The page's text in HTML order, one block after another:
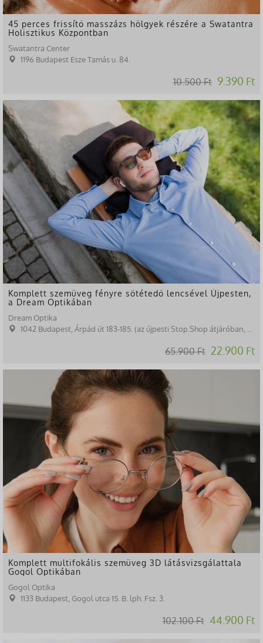
45 perces frissítő masszázs hölgyek részére a Swatantra
Holisztikus Központban
Swatantra Center
1196 Budapest Esze Tamás u. 84.
10.500 Ft 9.390 Ft
-65%
Komplett szemüveg fényre sötétedő lencsével Újpesten,
a Dream Optikában
Dream Optika
1042 Budapest, Árpád út 183-185. (az újpesti Stop.Shop átjáróban, a gyógyszertárral szemben)
65.900 Ft 22.900 Ft
Komplett multifokális szemüveg 3D látásvizsgálattala
Gogol Optikában
Gogol Optika
1133 Budapest, Gogol utca 15. B. lph. Fsz. 3.
102.100 Ft 44.900 Ft